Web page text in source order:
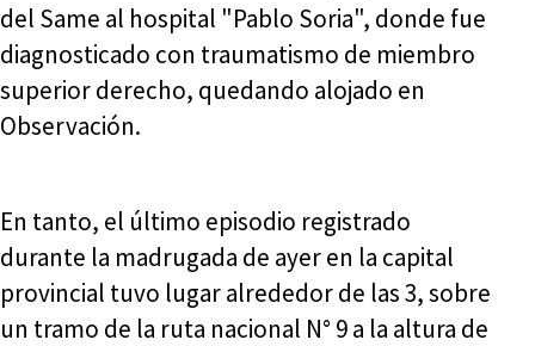
del Same al hospital "Pablo Soria", donde fue
diagnosticado con traumatismo de miembro
superior derecho, quedando alojado en
Observación.
En tanto, el último episodio registrado
durante la madrugada de ayer en la capital
provincial tuvo lugar alrededor de las 3, sobre
un tramo de la ruta nacional N° 9 a la altura de